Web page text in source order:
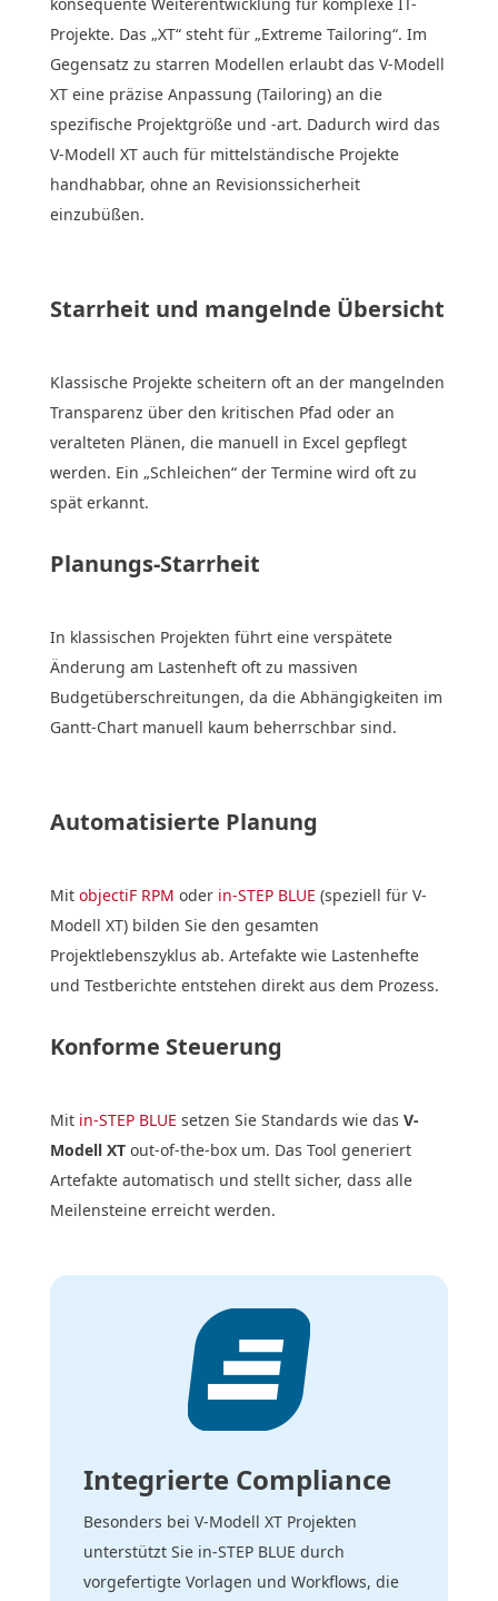
Projekte. Das „XT“ steht für „Extreme Tailoring“. Im
Gegensatz zu starren Modellen erlaubt das V-Modell
XT eine präzise Anpassung (Tailoring) an die
spezifische Projektgröße und -art. Dadurch wird das
V-Modell XT auch für mittelständische Projekte
handhabbar, ohne an Revisionssicherheit
einzubüßen.
Starrheit und mangelnde Übersicht
Klassische Projekte scheitern oft an der mangelnden
Transparenz über den kritischen Pfad oder an
veralteten Plänen, die manuell in Excel gepflegt
werden. Ein „Schleichen“ der Termine wird oft zu
spät erkannt.
Planungs-Starrheit
In klassischen Projekten führt eine verspätete
Änderung am Lastenheft oft zu massiven
Budgetüberschreitungen, da die Abhängigkeiten im
Gantt-Chart manuell kaum beherrschbar sind.
Automatisierte Planung
Mit objectiF RPM oder in-STEP BLUE (speziell für V-
Modell XT) bilden Sie den gesamten
Projektlebenszyklus ab. Artefakte wie Lastenhefte
und Testberichte entstehen direkt aus dem Prozess.
Konforme Steuerung
Mit in-STEP BLUE setzen Sie Standards wie das V-
Modell XTout-of-the-box um. Das Tool generiert
Artefakte automatisch und stellt sicher, dass alle
Meilensteine erreicht werden.
Integrierte Compliance
Besonders bei V-Modell XT Projekten
unterstützt Sie in-STEP BLUE durch
vorgefertigte Vorlagen und Workflows, die